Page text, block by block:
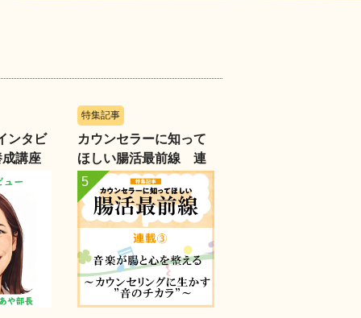
ンタビ
講座
に聞
人材
特集記事
カウンセラーに知って
ほしい腸活最前線 連
載③音楽が腸と心を整
える―カウンセリング
に生かす”音のチカラ”